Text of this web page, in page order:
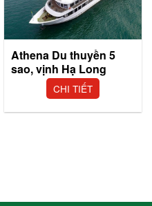
Athena Du thuyền 5
sao, vịnh Hạ Long
CHI TIẾT